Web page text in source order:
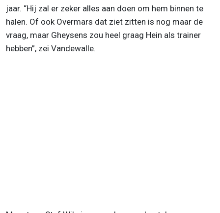
jaar. “Hij zal er zeker alles aan doen om hem binnen te
halen. Of ook Overmars dat ziet zitten is nog maar de
vraag, maar Gheysens zou heel graag Hein als trainer
hebben”, zei Vandewalle.